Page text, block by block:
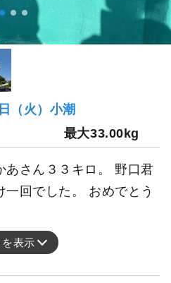
（火）小潮
最大33.00kg
あさん３３キロ。 野口君
一回でした。 おめでとう
表示